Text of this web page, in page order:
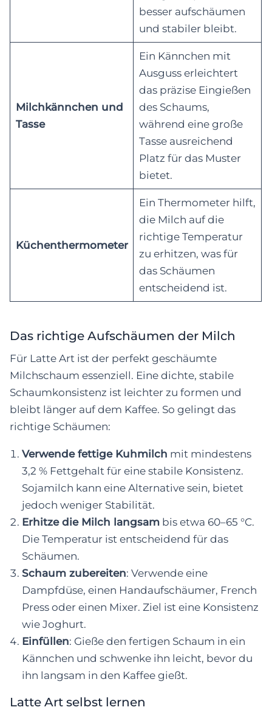
besser aufschäumen
und stabiler bleibt.
Milchkännchen und
Tasse
Ein Kännchen mit
Ausguss erleichtert
das präzise Eingießen
des Schaums,
während eine große
Tasse ausreichend
Platz für das Muster
bietet.
Küchenthermometer
Ein Thermometer hilft,
die Milch auf die
richtige Temperatur
zu erhitzen, was für
das Schäumen
entscheidend ist.
Das richtige Aufschäumen der Milch
Für Latte Art ist der perfekt geschäumte
Milchschaum essenziell. Eine dichte, stabile
Schaumkonsistenz ist leichter zu formen und
bleibt länger auf dem Kaffee. So gelingt das
richtige Schäumen:
Verwende fettige Kuhmilch mit mindestens
3,2 % Fettgehalt für eine stabile Konsistenz.
Sojamilch kann eine Alternative sein, bietet
jedoch weniger Stabilität.
Erhitze die Milch langsam bis etwa 60–65 °C.
Die Temperatur ist entscheidend für das
Schäumen.
Schaum zubereiten: Verwende eine
Dampfdüse, einen Handaufschäumer, French
Press oder einen Mixer. Ziel ist eine Konsistenz
wie Joghurt.
Einfüllen: Gieße den fertigen Schaum in ein
Kännchen und schwenke ihn leicht, bevor du
ihn langsam in den Kaffee gießt.
Latte Art selbst lernen